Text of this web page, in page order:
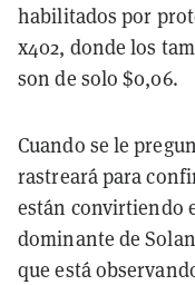
habilitados por
x402, donde los
son de solo $0,06.
Cuando se le
rastreará para
están convirtiendo
dominante de
que está